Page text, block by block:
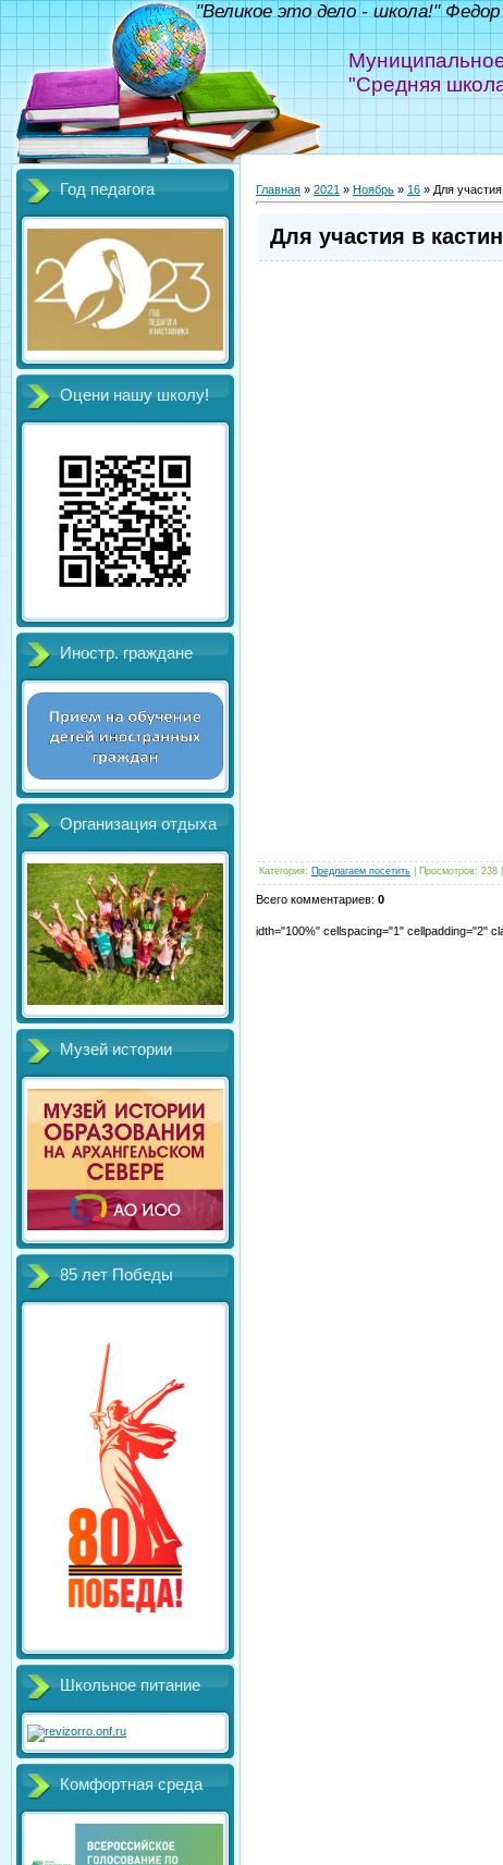
"Средняя
"Великое это дело - школа!" Федор
Год педагога
Оцени нашу школу!
Иностр. граждане
Организация отдыха
Музей истории
85 лет Победы
Школьное питание
Комфортная среда
Главная » 2021 » Ноябрь » 16 » Для
Для участия в
Категория: Предлагаем посетить Просмотров: 238
Всего комментариев: 0
idth="100%" cellspacing="1" cellpadding="2"